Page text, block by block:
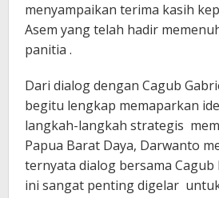
menyampaikan terima kasih
Asem yang telah hadir
panitia .
Dari dialog dengan Cagub
begitu lengkap memaparkan
langkah-langkah strategis
Papua Barat Daya, Darwanto
ternyata dialog bersama Cagub
ini sangat penting digelar